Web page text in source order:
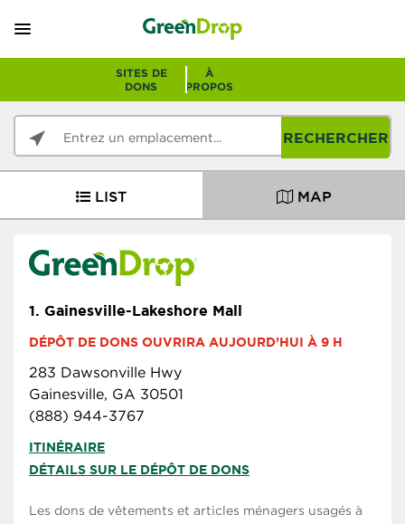
SITES DE
DONS
À
PROPOS
RECHERCHER
LIST MAP
1. Gainesville-Lakeshore Mall
DÉPÔT DE DONS OUVRIRA AUJOURD’HUI À 9 H
283 Dawsonville Hwy
Gainesville, GA 30501
(888) 944-3767
ITINÉRAIRE
DÉTAILS SUR LE DÉPÔT DE DONS
Les dons de vêtements et articles ménagers usagés à